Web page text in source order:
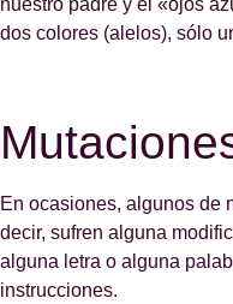
nuestro padre y el «ojos
dos colores (alelos), sólo
En ocasiones, algunos de
decir, sufren alguna
alguna letra o alguna
instrucciones.